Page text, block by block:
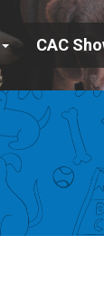
CAC